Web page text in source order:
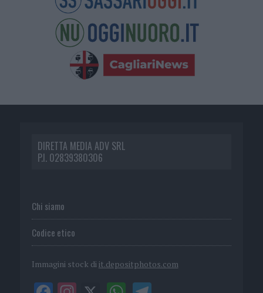
DIRETTA MEDIA ADV SRL
P.I. 02839380306
Chi siamo
Codice etico
Immagini stock di it.depositphotos.com